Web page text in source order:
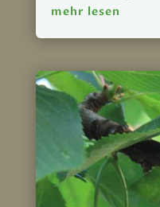
mehr lesen